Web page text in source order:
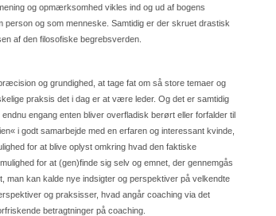
og opmærksomhed vikles ind og ud af bogens
og som menneske. Samtidig er der skruet drastisk
af den filosofiske begrebsverden.
og grundighed, at tage fat om så store temaer og
praksis det i dag er at være leder. Og det er samtidig
engang enten bliver overfladisk berørt eller forfalder til
i godt samarbejde med en erfaren og interessant kvinde,
for at blive oplyst omkring hvad den faktiske
for at (gen)finde sig selv og emnet, der gennemgås
man kan kalde nye indsigter og perspektiver på velkendte
og praksisser, hvad angår coaching via det
betragtninger på coaching.